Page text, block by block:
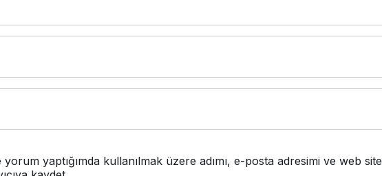
yaptığımda kullanılmak üzere adımı, e-posta adresimi ve web site